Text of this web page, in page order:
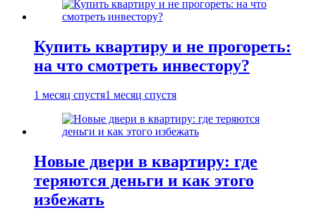
Купить квартиру и не прогореть:
на что смотреть инвестору?
1 месяц спустя1 месяц спустя
Новые двери в квартиру: где
теряются деньги и как этого
избежать